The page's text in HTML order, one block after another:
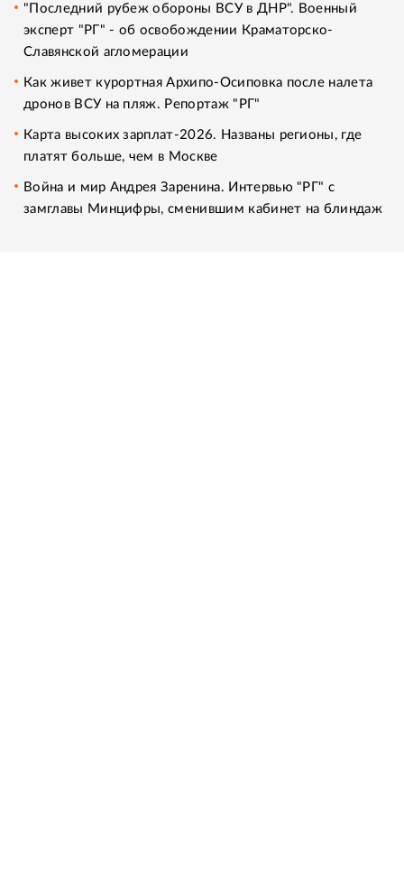
"Последний рубеж обороны ВСУ в ДНР". Военный
эксперт "РГ" - об освобождении Краматорско-
Славянской агломерации
Как живет курортная Архипо-Осиповка после налета
дронов ВСУ на пляж. Репортаж "РГ"
Карта высоких зарплат-2026. Названы регионы, где
платят больше, чем в Москве
Война и мир Андрея Заренина. Интервью "РГ" с
замглавы Минцифры, сменившим кабинет на блиндаж